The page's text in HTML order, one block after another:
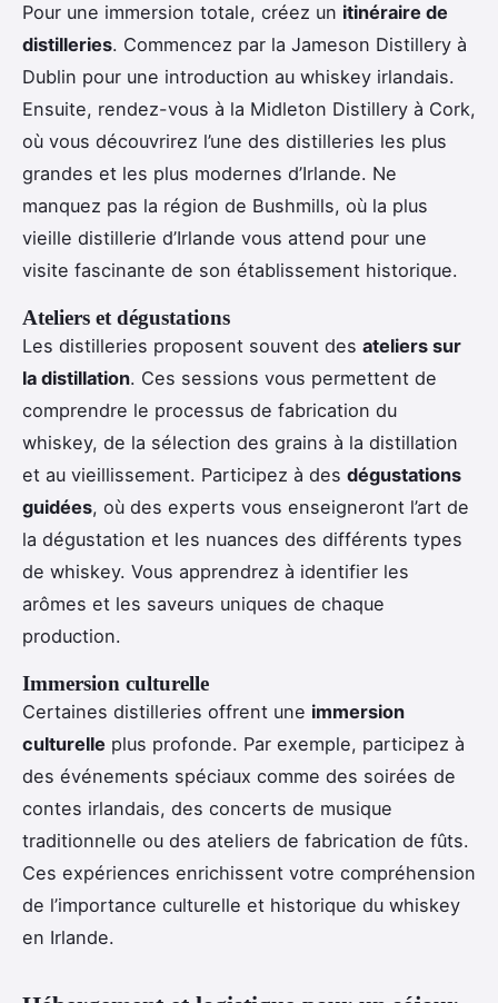
Pour une immersion totale, créez un itinéraire de
distilleries. Commencez par la Jameson Distillery à
Dublin pour une introduction au whiskey irlandais.
Ensuite, rendez-vous à la Midleton Distillery à Cork,
où vous découvrirez l’une des distilleries les plus
grandes et les plus modernes d’Irlande. Ne
manquez pas la région de Bushmills, où la plus
vieille distillerie d’Irlande vous attend pour une
visite fascinante de son établissement historique.
Ateliers et dégustations
Les distilleries proposent souvent des ateliers sur
la distillation. Ces sessions vous permettent de
comprendre le processus de fabrication du
whiskey, de la sélection des grains à la distillation
et au vieillissement. Participez à des dégustations
guidées, où des experts vous enseigneront l’art de
la dégustation et les nuances des différents types
de whiskey. Vous apprendrez à identifier les
arômes et les saveurs uniques de chaque
production.
Immersion culturelle
Certaines distilleries offrent une immersion
culturelle plus profonde. Par exemple, participez à
des événements spéciaux comme des soirées de
contes irlandais, des concerts de musique
traditionnelle ou des ateliers de fabrication de fûts.
Ces expériences enrichissent votre compréhension
de l’importance culturelle et historique du whiskey
en Irlande.